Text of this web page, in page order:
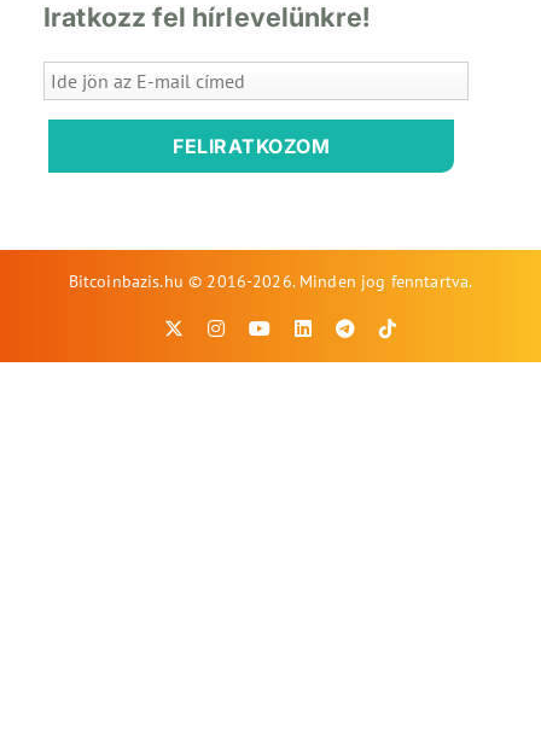
Iratkozz fel hírlevelünkre!
FELIRATKOZOM
Bitcoinbazis.hu © 2016-2026. Minden jog fenntartva.